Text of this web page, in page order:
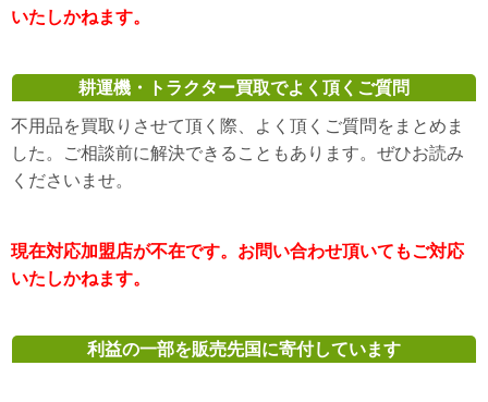
いたしかねます。
耕運機・トラクター買取でよく頂くご質問
不用品を買取りさせて頂く際、よく頂くご質問をまとめま
した。ご相談前に解決できることもあります。ぜひお読み
くださいませ。
現在対応加盟店が不在です。お問い合わせ頂いてもご対応
いたしかねます。
利益の一部を販売先国に寄付しています